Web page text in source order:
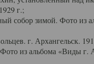
г.;
собор зимой. Фото из
г. Архангельск.
из альбома «Виды г.